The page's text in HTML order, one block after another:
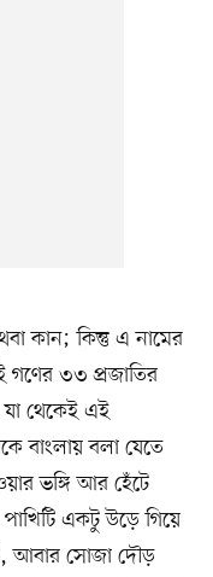
কান; কিন্তু এ নামের
গণের ৩৩ প্রজাতির
যা থেকেই এই
বাংলায় বলা যেতে
ভঙ্গি আর হেঁটে
একটু উড়ে গিয়ে
আবার সোজা দৌড়